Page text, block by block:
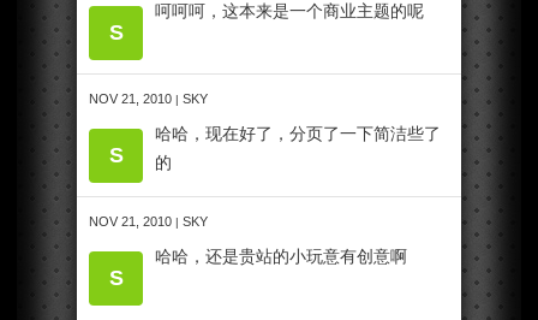
S
呵呵呵，这本来是一个商业主题的呢
NOV 21, 2010 | SKY
S
哈哈，现在好了，分页了一下简洁些了
的
NOV 21, 2010 | SKY
S
哈哈，还是贵站的小玩意有创意啊